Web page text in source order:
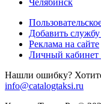
Добавить службу
Реклама на сайте
Личный кабинет
Нашли ошибку?
info@catalogtaksi.ru